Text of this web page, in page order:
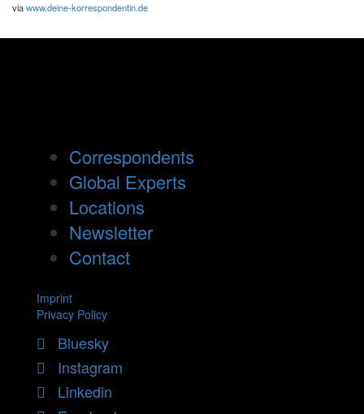
viawww.deine-korrespondentin.de
Correspondents
Global Experts
Locations
Newsletter
Contact
Imprint
Privacy Policy
Bluesky
Instagram
Linkedin